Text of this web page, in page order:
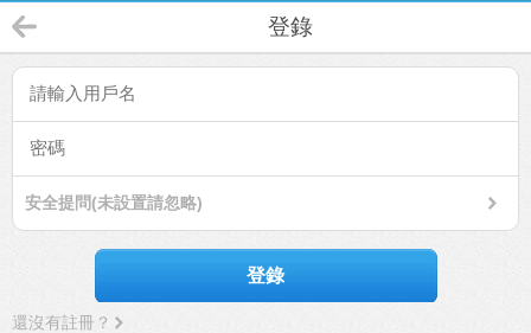
登錄
安全提問(未設置請忽略)
登錄
還沒有註冊？